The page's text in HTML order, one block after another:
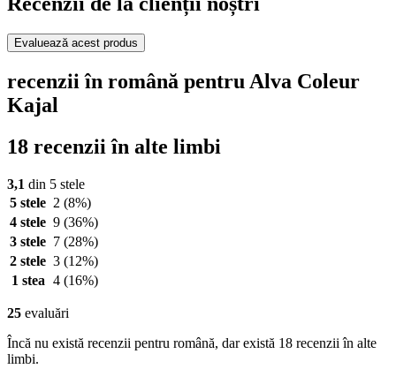
Evaluează acest produs
recenzii în română pentru Alva Coleur
Kajal
18 recenzii în alte limbi
3,1 din 5 stele
5 stele 2 (8%)
4 stele 9 (36%)
3 stele 7 (28%)
2 stele 3 (12%)
1 stea 4 (16%)
25 evaluări
Încă nu există recenzii pentru română, dar există 18 recenzii în alte
limbi.